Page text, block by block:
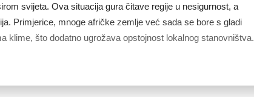
svijeta. Ova situacija gura čitave regije u nesigurnost, a
Primjerice, mnoge afričke zemlje već sada se bore s gladi
klime, što dodatno ugrožava opstojnost lokalnog stanovništva.